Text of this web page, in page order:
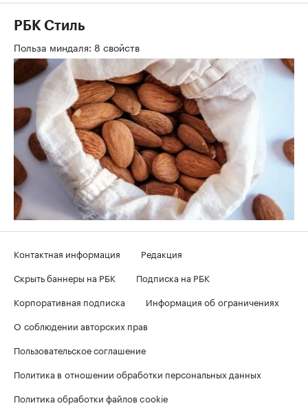
РБК Стиль
Польза миндаля: 8 свойств
Контактная информация
Редакция
Скрыть баннеры на РБК
Подписка на РБК
Корпоративная подписка
Информация об ограничениях
О соблюдении авторских прав
Пользовательское соглашение
Политика в отношении обработки персональных данных
Политика обработки файлов cookie